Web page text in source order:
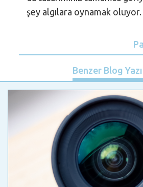
şey algılara oynamak oluyor.
Benzer Blog